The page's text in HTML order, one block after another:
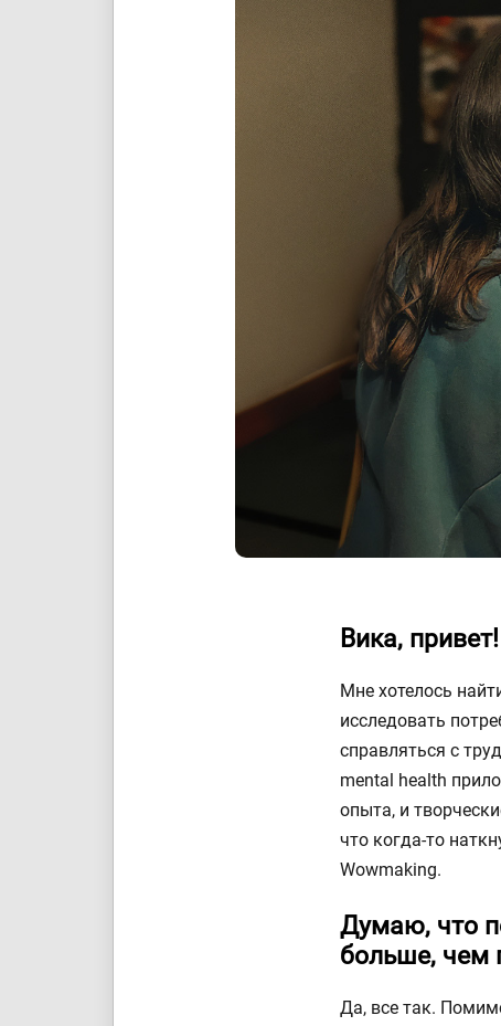
Вика,
Мне хотелось
исследовать
справляться с
mental health
опыта, и
что когда-то
Wowmaking.
Думаю, что
больше, чем
Да, все так.